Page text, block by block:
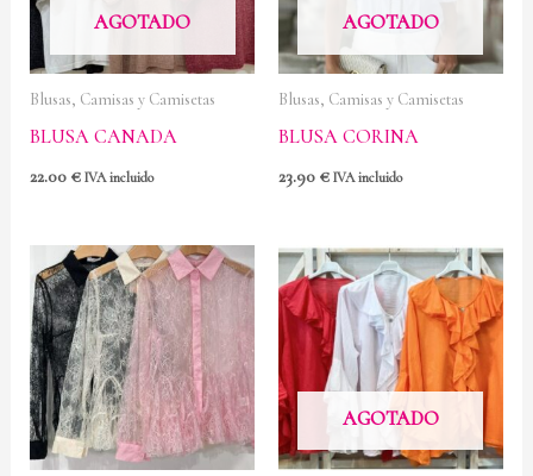
AGOTADO
Blusas, Camisas y Camisetas
BLUSA CANADA
22.00 € IVA incluido
AGOTADO
Blusas, Camisas y Camisetas
BLUSA CORINA
23.90 € IVA incluido
AGOTADO